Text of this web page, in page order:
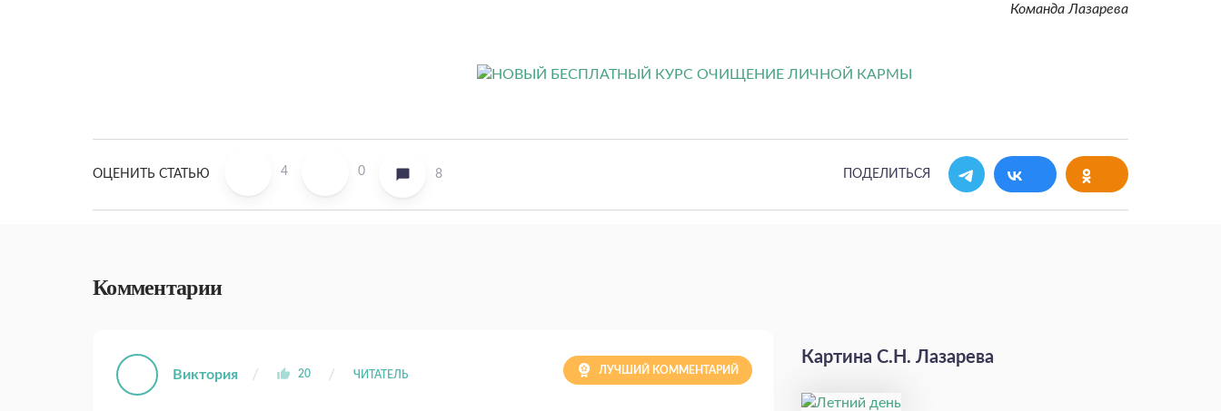
Команда Лазарева
ОЦЕНИТЬ СТАТЬЮ 4 0 8 ПОДЕЛИТЬСЯ
Комментарии
Виктория 20 ЧИТАТЕЛЬ ЛУЧШИЙ КОММЕНТАРИЙ
Картина С.Н. Лазарева